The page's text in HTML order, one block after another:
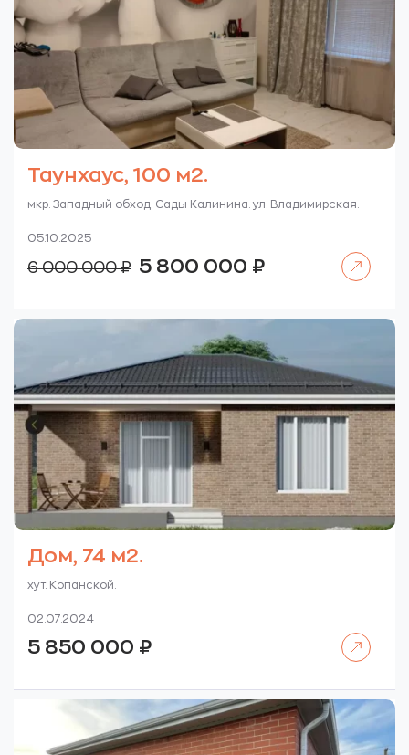
Таунхаус, 100 м2.
мкр. Западный обход. Сады Калинина. ул. Владимирская.
05.10.2025
6 000 000₽
Первоначальная
цена
000
5 800 000 ₽Текущая
000 ₽.
Дом, 74 м2.
хут. Копанской.
02.07.2024
5 850 000 ₽